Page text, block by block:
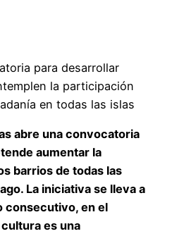
para desarrollar
la participación
en todas las islas
abre una convocatoria
aumentar la
barrios de todas las
La iniciativa se lleva a
consecutivo, en el
es una